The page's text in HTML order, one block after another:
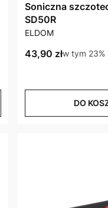
Soniczna
SD50R
PRODUCENT
ELDOM
Cena brutto
43,90 złw tym %s
w tym 23%
DO